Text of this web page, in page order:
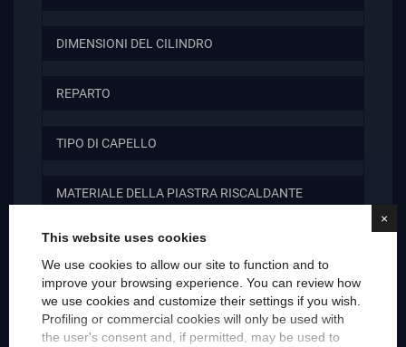
×
This website uses cookies
We use cookies to allow our site to function and to
improve your browsing experience. You can review how
we use cookies and customize their settings if you wish.
Profiling or commercial cookies will only be used with
the user's consent and, if permitted, may be used to
DIMENSIONI DEL CILINDRO
REPARTO
TIPO DI CAPELLO
MATERIALE DELLA PIASTRA RISCALDANTE
NUMERO DI IMPOSTAZIONI DELLA TEMPERATURA
CARATTERISTICHE
CARATTERISTICHE2